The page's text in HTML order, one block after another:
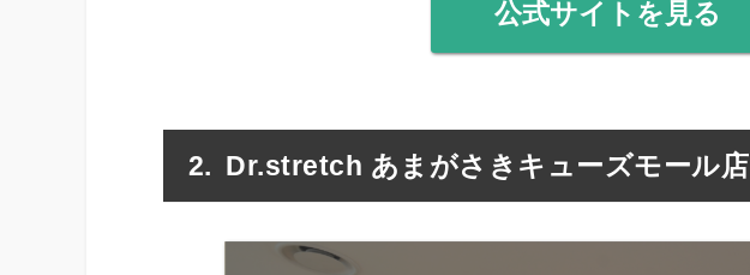
公式サイトを見る
Dr.stretch あまがさきキューズモール店